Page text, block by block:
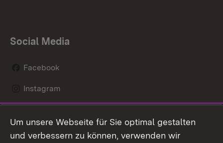
Social Media
Facebook
Instagram
Mastodon
Um unsere Webseite für Sie optimal gestalten
und verbessern zu können, verwenden wir